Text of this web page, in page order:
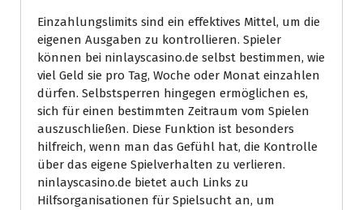
Einzahlungslimits sind ein effektives Mittel, um die
eigenen Ausgaben zu kontrollieren. Spieler
können bei ninlayscasino.de selbst bestimmen, wie
viel Geld sie pro Tag, Woche oder Monat einzahlen
dürfen. Selbstsperren hingegen ermöglichen es,
sich für einen bestimmten Zeitraum vom Spielen
auszuschließen. Diese Funktion ist besonders
hilfreich, wenn man das Gefühl hat, die Kontrolle
über das eigene Spielverhalten zu verlieren.
ninlayscasino.de bietet auch Links zu
Hilfsorganisationen für Spielsucht an, um